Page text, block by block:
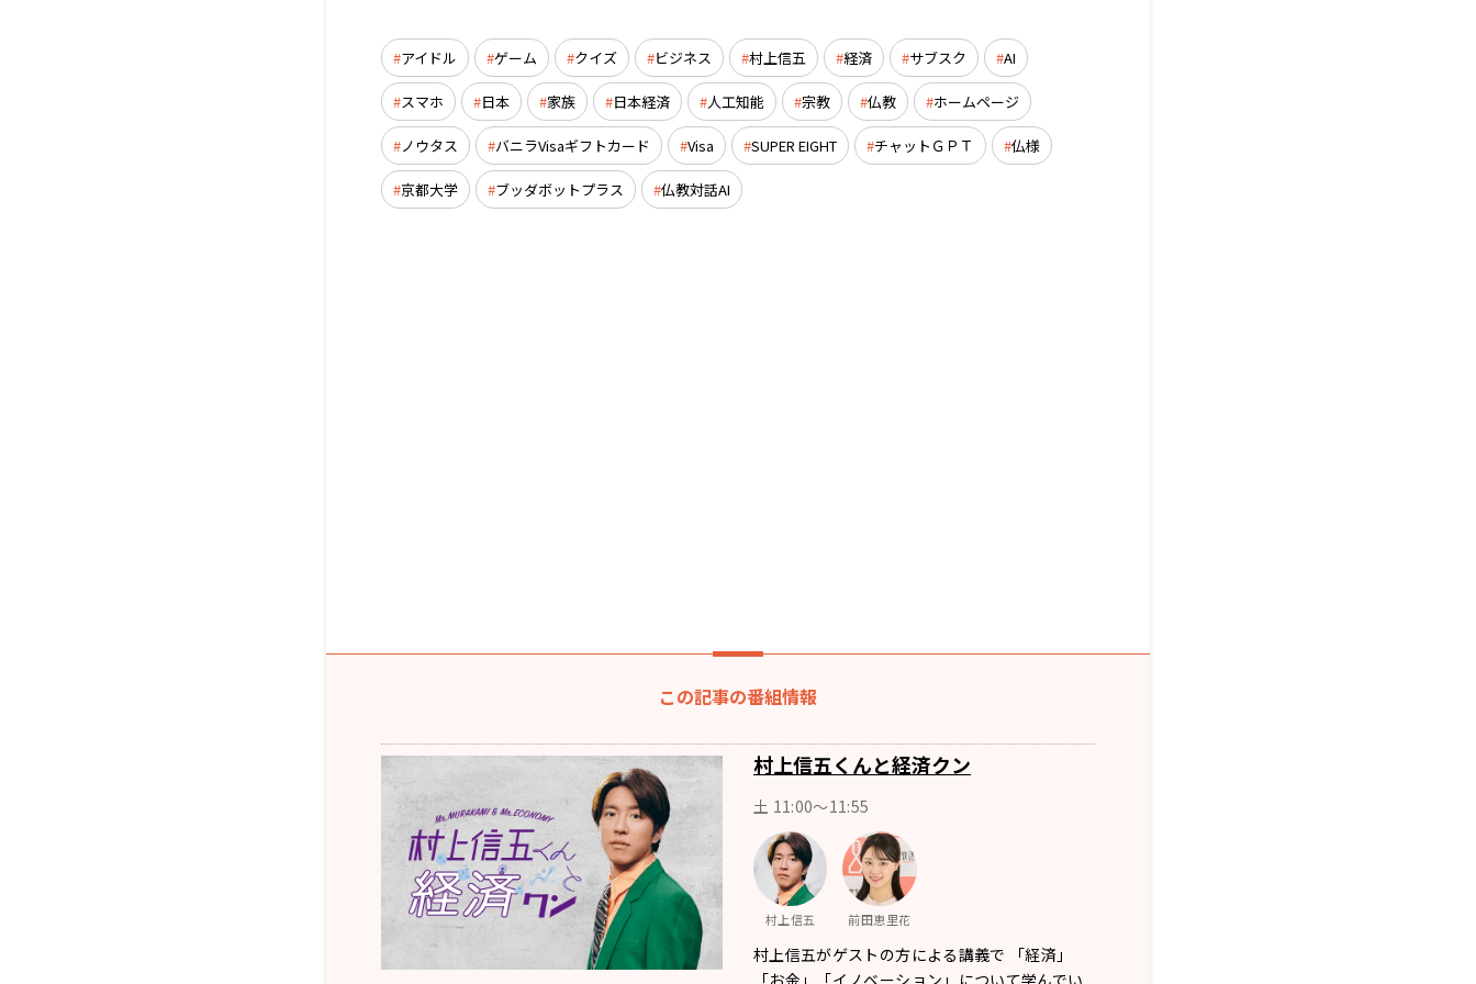
アイドル ゲーム クイズ ビジネス 村上信五 経済 サブスク AI
スマホ 日本 家族 日本経済 人工知能 宗教 仏教 ホームページ
ノウタス バニラVisaギフトカード Visa SUPER EIGHT チャットＧＰＴ 仏様
京都大学 ブッダボットプラス 仏教対話AI
この記事の番組情報
村上信五くんと経済クン
土 11:00～11:55
村上信五 前田恵里花
村上信五がゲストの方による講義で 「経済」
「お金」「イノベーション」について学んでい